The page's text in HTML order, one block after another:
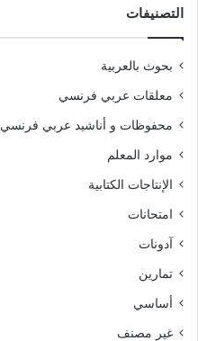
التصنيفات
بحوث بالعربية
معلقات عربي فرنسي
محفوظات و أناشيد عربي فرنسي
موارد المعلم
الإنتاجات الكتابية
امتحانات
آدونات
تمارين
أساسي
غير مصنف